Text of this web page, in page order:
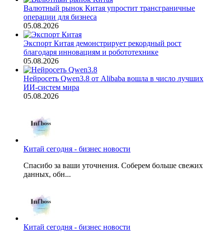
Валютный рынок Китая упростит трансграничные
операции для бизнеса
05.08.2026
Экспорт Китая демонстрирует рекордный рост
благодаря инновациям и робототехнике
05.08.2026
Нейросеть Qwen3.8 от Alibaba вошла в число лучших
ИИ-систем мира
05.08.2026
Китай сегодня - бизнес новости
Спасибо за ваши уточнения. Соберем больше свежих
данных, обн...
Китай сегодня - бизнес новости